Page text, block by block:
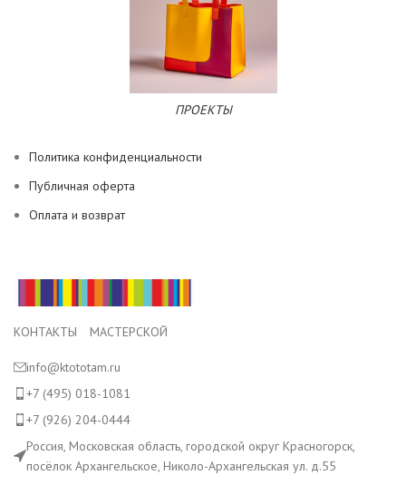
ПРОЕКТЫ
Политика конфиденциальности
Публичная оферта
Оплата и возврат
КОНТАКТЫ МАСТЕРСКОЙ
info@ktototam.ru
+7 (495) 018-1081
+7 (926) 204-0444
Россия, Московская область, городской округ Красногорск,
посёлок Архангельское, Николо-Архангельская ул. д.55